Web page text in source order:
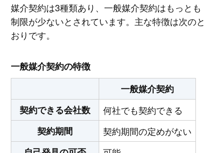
媒介契約は3種類あり、一般媒介契約はもっとも
制限が少ないとされています。主な特徴は次のと
おりです。
一般媒介契約の特徴
一般媒介契約
契約できる会社数
何社でも契約できる
契約期間
契約期間の定めがない